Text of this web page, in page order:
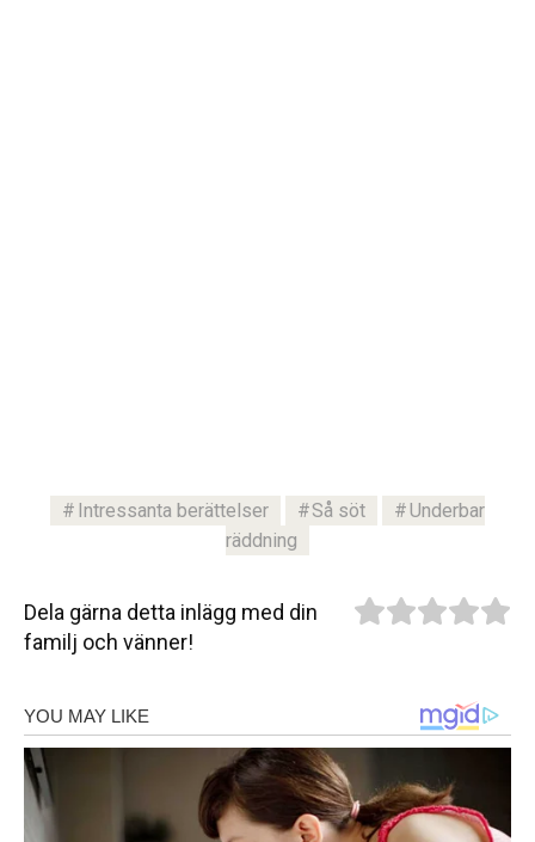
Intressanta berättelser Så söt
Underbar
räddning
Dela gärna detta inlägg med din
familj och vänner!